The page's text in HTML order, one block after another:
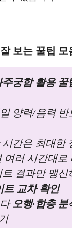
보는 꿀팁 모
주궁합 활용 꿀
양력/음력 반
간은 최대한
여러 시간대로
트 결과만 맹신
트 교차 확인
오행·합충 분